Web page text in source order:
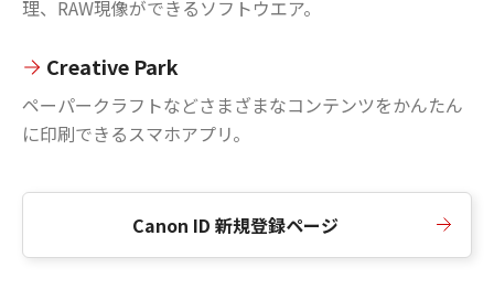
理、RAW現像ができるソフトウエア。
Creative Park
ペーパークラフトなどさまざまなコンテンツをかんたん
に印刷できるスマホアプリ。
Canon ID 新規登録ページ